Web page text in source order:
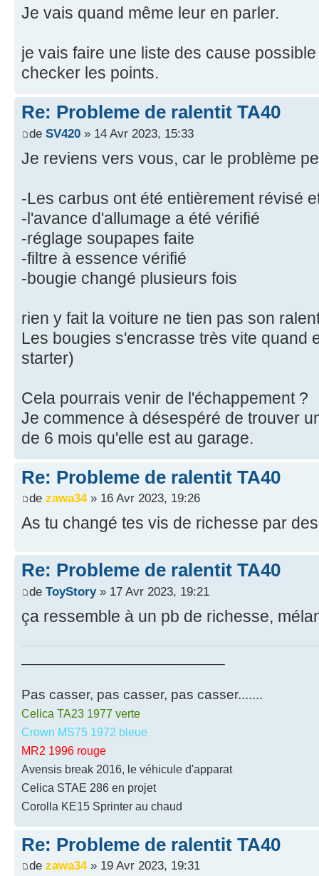
Je vais quand même leur en parler.
je vais faire une liste des cause
checker les points.
Re: Probleme de ralentit TA40
de SV420 » 14 Avr 2023, 15:33
Je reviens vers vous, car le problème
-Les carbus ont été entièrement révisé
-l'avance d'allumage a été vérifié
-réglage soupapes faite
-filtre à essence vérifié
-bougie changé plusieurs fois
rien y fait la voiture ne tien pas son
Les bougies s'encrasse très vite quand
starter)
Cela pourrais venir de l'échappement ?
Je commence à désespéré de trouver
de 6 mois qu'elle est au garage.
Re: Probleme de ralentit TA40
de zawa34» 16 Avr 2023, 19:26
As tu changé tes vis de richesse par
Re: Probleme de ralentit TA40
de ToyStory» 17 Avr 2023, 19:21
ça ressemble à un pb de richesse,
Pas casser, pas casser, pas casser.......
Celica TA23 1977 verte
Crown MS75 1972 bleue
MR2 1996 rouge
Avensis break 2016, le véhicule d'apparat
Celica STAE 286 en projet
Corolla KE15 Sprinter au chaud
Re: Probleme de ralentit TA40
de zawa34» 19 Avr 2023, 19:31